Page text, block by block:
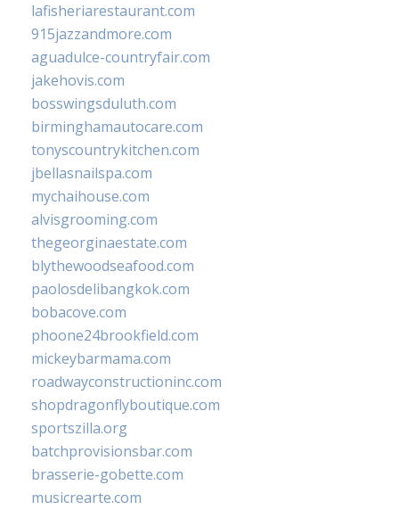
lafisheriarestaurant.com
915jazzandmore.com
aguadulce-countryfair.com
jakehovis.com
bosswingsduluth.com
birminghamautocare.com
tonyscountrykitchen.com
jbellasnailspa.com
mychaihouse.com
alvisgrooming.com
thegeorginaestate.com
blythewoodseafood.com
paolosdelibangkok.com
bobacove.com
phoone24brookfield.com
mickeybarmama.com
roadwayconstructioninc.com
shopdragonflyboutique.com
sportszilla.org
batchprovisionsbar.com
brasserie-gobette.com
musicrearte.com